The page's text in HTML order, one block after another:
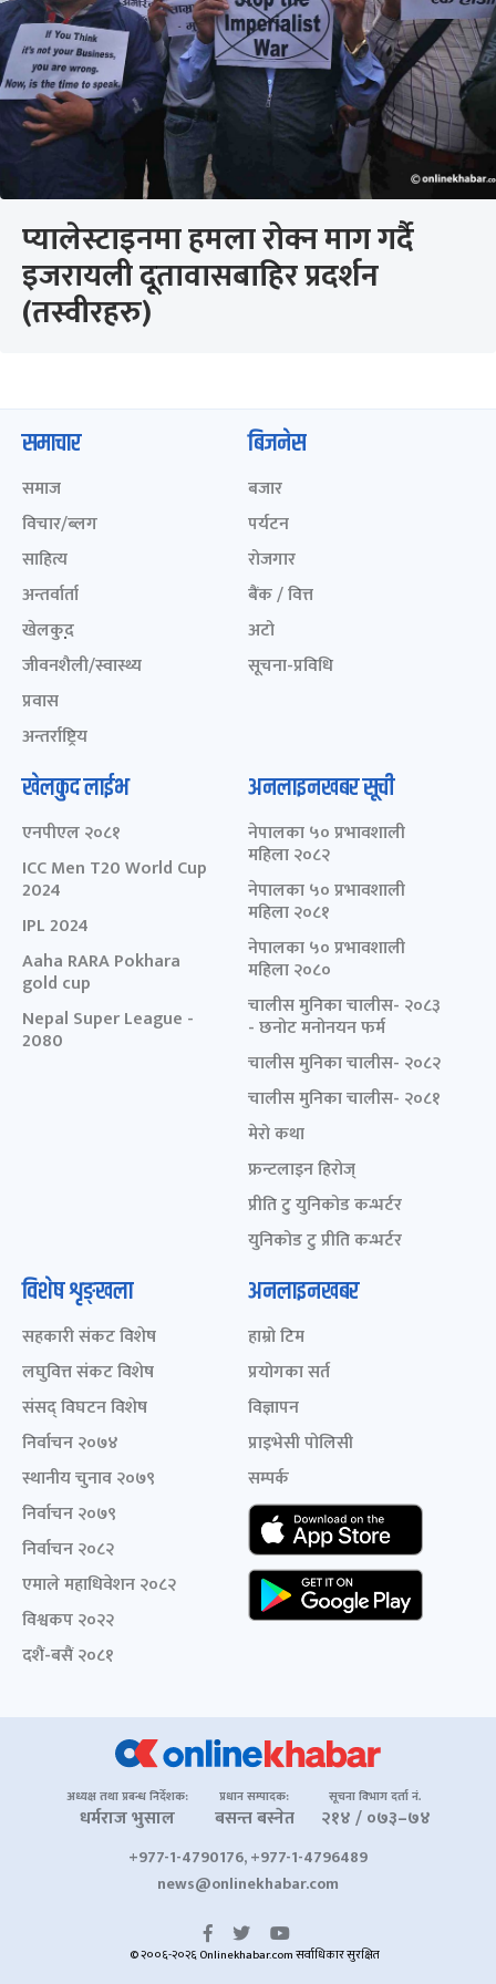
प्यालेस्टाइनमा हमला रोक्न माग गर्दै
इजरायली दूतावासबाहिर प्रदर्शन
(तस्वीरहरु)
समाचार
समाज
विचार/ब्लग
साहित्य
अन्तर्वार्ता
खेलकुद़़
जीवनशैली/स्वास्थ्य
प्रवास
अन्तर्राष्ट्रिय
बिजनेस
बजार
पर्यटन
रोजगार
बैंक / वित्त
अटो
सूचना-प्रविधि
खेलकुद लाईभ
एनपीएल २०८१
ICC Men T20 World Cup
2024
IPL 2024
Aaha RARA Pokhara
gold cup
Nepal Super League -
2080
अनलाइनखबर सूची
नेपालका ५० प्रभावशाली
महिला २०८२
नेपालका ५० प्रभावशाली
महिला २०८१
नेपालका ५० प्रभावशाली
महिला २०८०
चालीस मुनिका चालीस- २०८३
- छनोट मनोनयन फर्म
चालीस मुनिका चालीस- २०८२
चालीस मुनिका चालीस- २०८१
मेरो कथा
फ्रन्टलाइन हिरोज्
प्रीति टु युनिकोड कन्भर्टर
युनिकोड टु प्रीति कन्भर्टर
विशेष शृङ्खला
सहकारी संकट विशेष
लघुवित्त संकट विशेष
संसद् विघटन विशेष
निर्वाचन २०७४
स्थानीय चुनाव २०७९
निर्वाचन २०७९
निर्वाचन २०८२
एमाले महाधिवेशन २०८२
विश्वकप २०२२
दशैं-बसैं २०८१
अनलाइनखबर
हाम्रो टिम
प्रयोगका सर्त
विज्ञापन
प्राइभेसी पोलिसी
सम्पर्क
अध्यक्ष तथा प्रबन्ध निर्देशक:
धर्मराज भुसाल
प्रधान सम्पादक:
बसन्त बस्नेत
सूचना विभाग दर्ता नं.
२१४ / ०७३–७४
+977-1-4790176, +977-1-4796489
news@onlinekhabar.com
© २००६-२०२६ Onlinekhabar.com सर्वाधिकार सुरक्षित